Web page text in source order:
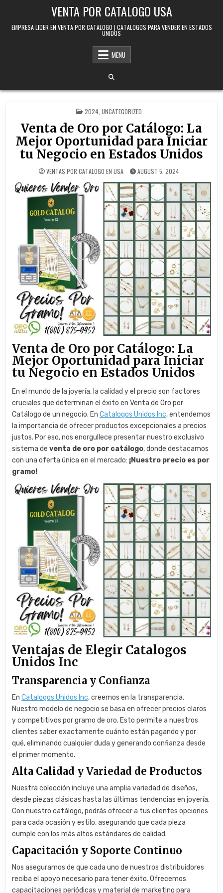
VENTA POR CATALOGO USA
EMPRESA LIDER EN VENTA POR CATALOGO | CATALOGOS PARA VENDER EN ESTADOS
UNIDOS
MENU
POSTED IN
2024 UNCATEGORIZED
Venta de Oro por Catálogo: La
Mejor Oportunidad para Iniciar
tu Negocio en Estados Unidos
VENTAS POR CATALOGO EN USA AUGUST 5, 2024
Venta de Oro por Catálogo: La
Mejor Oportunidad para Iniciar
tu Negocio en Estados Unidos
En el mundo de la joyería, la calidad y el precio son factores
cruciales que determinan el éxito en Venta de Oro por
Catálogo de un negocio. EnCatalogos Unidos Inc, entendemos
la importancia de ofrecer productos excepcionales a precios
justos. Por eso, nos enorgullece presentar nuestro exclusivo
sistema deventa de oro por catálogo, donde destacamos
con una oferta única en el mercado: ¡Nuestro precio es por
gramo!
Ventajas de Elegir Catalogos
Unidos Inc
Transparencia y Confianza
EnCatalogos Unidos Inc, creemos en la transparencia.
Nuestro modelo de negocio se basa en ofrecer precios claros
y competitivos por gramo de oro. Esto permite a nuestros
clientes saber exactamente cuánto están pagando y por
qué, eliminando cualquier duda y generando confianza desde
el primer momento.
Alta Calidad y Variedad de Productos
Nuestra colección incluye una amplia variedad de diseños,
desde piezas clásicas hasta las últimas tendencias en joyería.
Con nuestro catálogo, podrás ofrecer a tus clientes opciones
para cada ocasión y estilo, asegurando que cada pieza
cumple con los más altos estándares de calidad.
Capacitación y Soporte Continuo
Nos aseguramos de que cada uno de nuestros distribuidores
reciba el apoyo necesario para tener éxito. Ofrecemos
capacitaciones periódicas y material de marketing para